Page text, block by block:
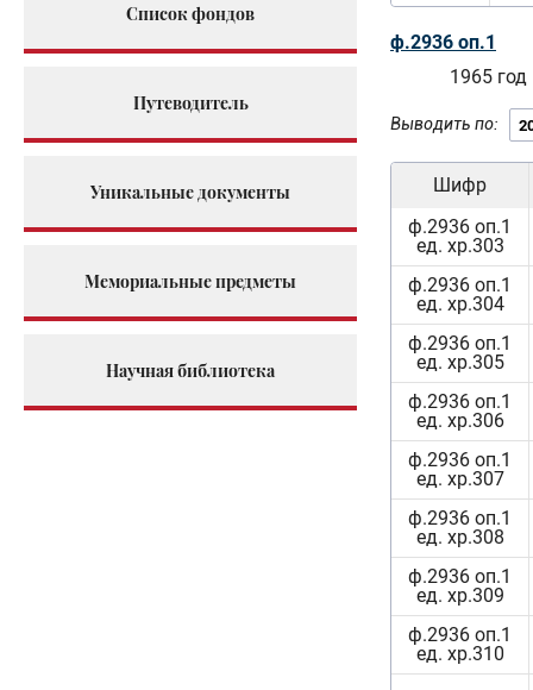
Список фондов
Путеводитель
Уникальные документы
Мемориальные предметы
Научная библиотека
ф.2936 оп.1
1965 год
Выводить по:
Шифр
ф.2936 оп.1
ед. хр.303
ф.2936 оп.1
ед. хр.304
ф.2936 оп.1
ед. хр.305
ф.2936 оп.1
ед. хр.306
ф.2936 оп.1
ед. хр.307
ф.2936 оп.1
ед. хр.308
ф.2936 оп.1
ед. хр.309
ф.2936 оп.1
ед. хр.310